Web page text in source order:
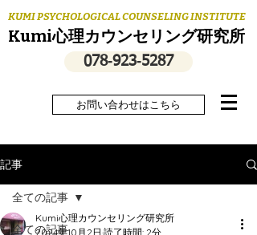
KUMI PSYCHOLOGICAL COUNSELING INSTITUTE
Kumi心理カウンセリング研究所
078‐923‐5287
お問い合わせはこちら
記事
全ての記事
全ての記事
Kumi心理カウンセリング研究所
2024年10月2日 読了時間: 2分